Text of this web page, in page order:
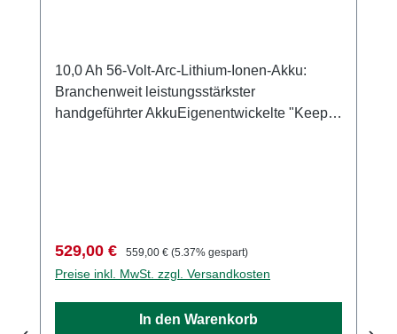
10,0 Ah 56-Volt-Arc-Lithium-Ionen-Akku:
Branchenweit leistungsstärkster
handgeführter AkkuEigenentwickelte "Keep
vorhanden istSehr kurze Ladezeit: Voll in 70
Minuten mit dem Schnellladegerät190
Minuten Ladezeit mit dem
StandardladegerätKompatibel zu allen EGO
Verkaufspreis:
529,00 € Regulärer Preis:
559,00 € (5.37% gespart)
Preise inkl. MwSt. zzgl. Versandkosten
In den Warenkorb